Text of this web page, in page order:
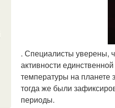
. Специалисты уверены,
активности
температуры на планете
тогда же были
периоды.